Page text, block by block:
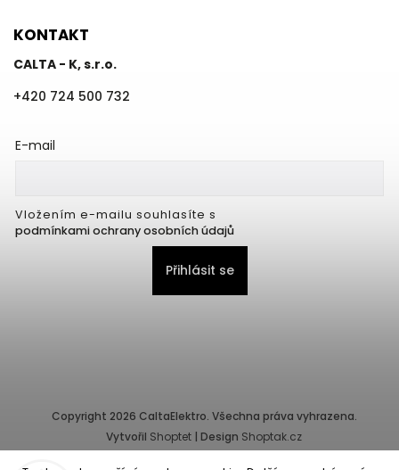
KONTAKT
CALTA - K, s.r.o.
+420 724 500 732
E-mail
Vložením e-mailu souhlasíte s
podmínkami ochrany osobních údajů
Přihlásit se
Copyright 2026 CaltaElektro. Všechna práva vyhrazena.
Vytvořil Shoptet | Design Shoptak.cz